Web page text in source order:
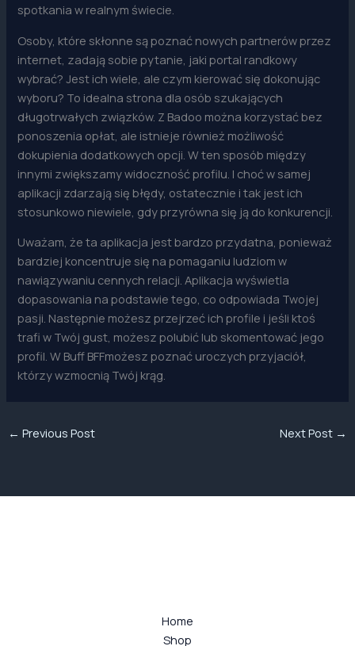
spotkania w realnym świecie.
Osoby, które skłonne są poznać nowych partnerów przez
internet, zadają sobie pytanie, jaki portal randkowy
wybrać? Jest ich wiele, ale czym kierować się dokonując
wyboru? To idealna strona dla osób szukających
długotrwałych związków. Z Badoo można korzystać bez
ponoszenia opłat, ale istnieje również możliwość
dokupienia dodatkowych opcji. W ten sposób między
innymi zwiększamy widoczność profilu. I choć w samej
aplikacji zdarzają się błędy, ostatecznie i tak jest ich
stosunkowo niewiele, gdy przyrówna się ją do konkurencji.
Uważam, że ta aplikacja jest bardzo przydatna, ponieważ
bardziej koncentruje się na pomaganiu ludziom w
nawiązywaniu cennych relacji. Aplikacja wyświetla
dopasowania na podstawie tego, co odpowiada Twojej
pasji. Następnie możesz przejrzeć ich profile i jeśli ktoś
trafi w Twój gust, możesz polubić lub skomentować jego
profil. W Buff BFFmożesz poznać uroczych przyjaciół,
którzy wzmocnią Twój krąg.
← Previous Post Next Post →
Home
Shop